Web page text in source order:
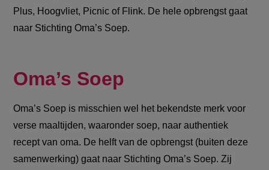
Plus, Hoogvliet, Picnic of Flink. De hele opbrengst gaat
naar Stichting Oma’s Soep.
Oma’s Soep
Oma’s Soep is misschien wel het bekendste merk voor
verse maaltijden, waaronder soep, naar authentiek
recept van oma. De helft van de opbrengst (buiten deze
samenwerking) gaat naar Stichting Oma’s Soep. Zij